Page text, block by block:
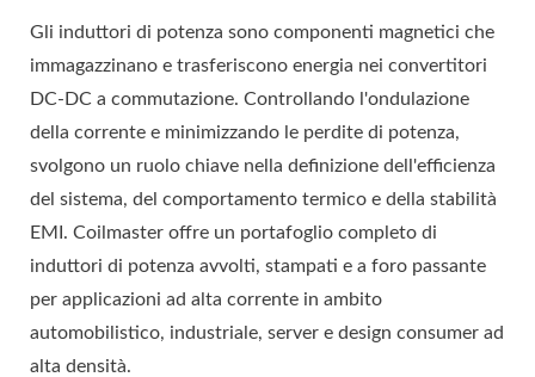
Gli induttori di potenza sono componenti magnetici che
immagazzinano e trasferiscono energia nei convertitori
DC-DC a commutazione. Controllando l'ondulazione
della corrente e minimizzando le perdite di potenza,
svolgono un ruolo chiave nella definizione dell'efficienza
del sistema, del comportamento termico e della stabilità
EMI. Coilmaster offre un portafoglio completo di
induttori di potenza avvolti, stampati e a foro passante
per applicazioni ad alta corrente in ambito
automobilistico, industriale, server e design consumer ad
alta densità.